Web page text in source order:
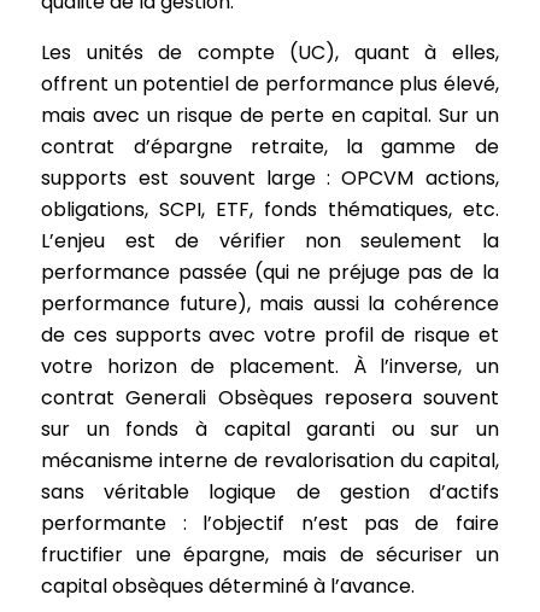
Les unités de compte (UC), quant à elles,
offrent un potentiel de performance plus élevé,
mais avec un risque de perte en capital. Sur un
contrat d’épargne retraite, la gamme de
supports est souvent large : OPCVM actions,
obligations, SCPI, ETF, fonds thématiques, etc.
L’enjeu est de vérifier non seulement la
performance passée (qui ne préjuge pas de la
performance future), mais aussi la cohérence
de ces supports avec votre profil de risque et
votre horizon de placement. À l’inverse, un
contrat Generali Obsèques reposera souvent
sur un fonds à capital garanti ou sur un
mécanisme interne de revalorisation du capital,
sans véritable logique de gestion d’actifs
performante : l’objectif n’est pas de faire
fructifier une épargne, mais de sécuriser un
capital obsèques déterminé à l’avance.